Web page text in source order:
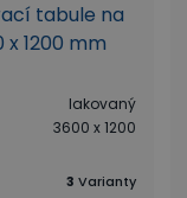
tabule na
1200 mm
lakovaný
3600 x 1200
3 Varianty